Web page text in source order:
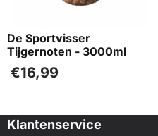
De Sportvisser
Tijgernoten - 3000ml
€16,99
Klantenservice